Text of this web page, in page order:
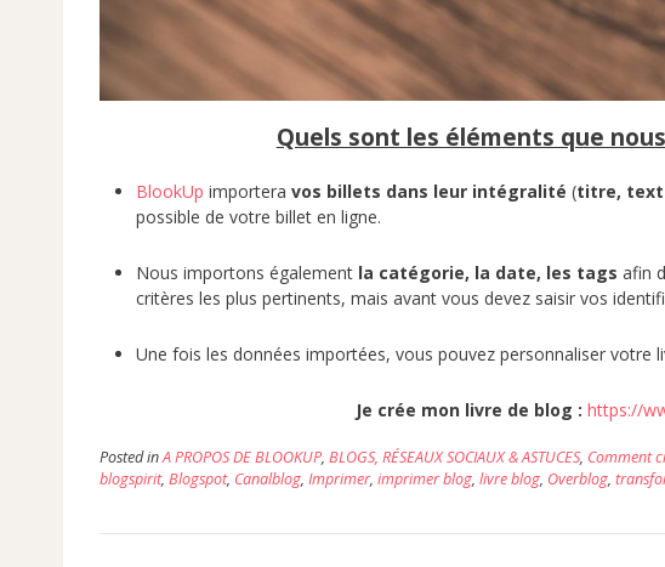
Quels sont les éléments que
BlookUp importera vos billets dans leur intégralité (titre,
possible de votre billet en ligne.
Nous importons également la catégorie, la date, les tags afin
critères les plus pertinents, mais avant vous devez saisir vos
Une fois les données importées, vous pouvez personnaliser votre
Je crée mon livre de blog :https://
Posted inA PROPOS DE BLOOKUP, BLOGS, RÉSEAUX SOCIAUX & ASTUCES, Comment
blogspirit, Blogspot, Canalblog, Imprimer, imprimer blog, livre blog, Overblog,